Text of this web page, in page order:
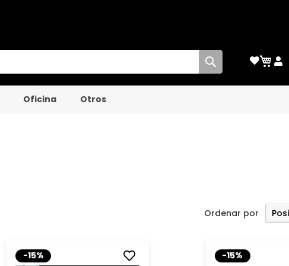
Oficina Otros
Ordenar por
-15% -15%